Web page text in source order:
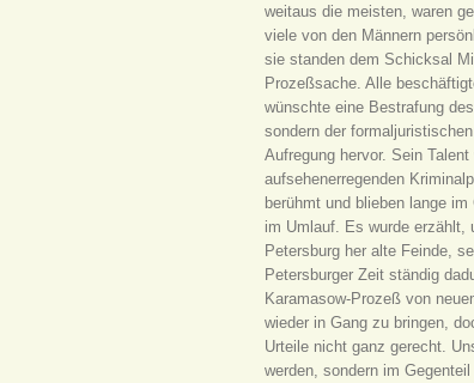
weitaus die meisten, waren
viele von den Männern
sie standen dem Schicksal
Prozeßsache. Alle
wünschte eine Bestrafung
sondern der
Aufregung hervor. Sein
aufsehenerregenden
berühmt und blieben lange
im Umlauf. Es wurde
Petersburg her alte Feinde,
Petersburger Zeit ständig
Karamasow-Prozeß von
wieder in Gang zu bringen,
Urteile nicht ganz gerecht.
werden, sondern im